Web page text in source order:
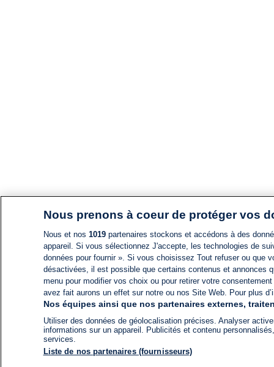
Nous prenons à coeur de protéger vos
Nous et nos 1019partenaires stockons et accédons à des
appareil. Si vous sélectionnez J'accepte, les technologies de
données pour fournir ». Si vous choisissez Tout refuser ou
désactivées, il est possible que certains contenus et annonces
menu pour modifier vos choix ou pour retirer votre
avez fait aurons un effet sur notre ou nos Site Web. Pour plus
Nos équipes ainsi que nos partenaires externes,
Utiliser des données de géolocalisation précises. Analyser
informations sur un appareil. Publicités et contenu
services.
Liste de nos partenaires (fournisseurs)